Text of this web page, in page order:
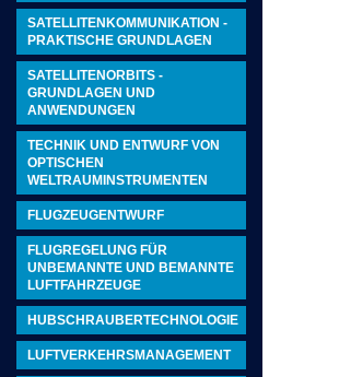
SATELLITENKOMMUNIKATION -
PRAKTISCHE GRUNDLAGEN
SATELLITENORBITS -
GRUNDLAGEN UND
ANWENDUNGEN
TECHNIK UND ENTWURF VON
OPTISCHEN
WELTRAUMINSTRUMENTEN
FLUGZEUGENTWURF
FLUGREGELUNG FÜR
UNBEMANNTE UND BEMANNTE
LUFTFAHRZEUGE
HUBSCHRAUBERTECHNOLOGIE
LUFTVERKEHRSMANAGEMENT